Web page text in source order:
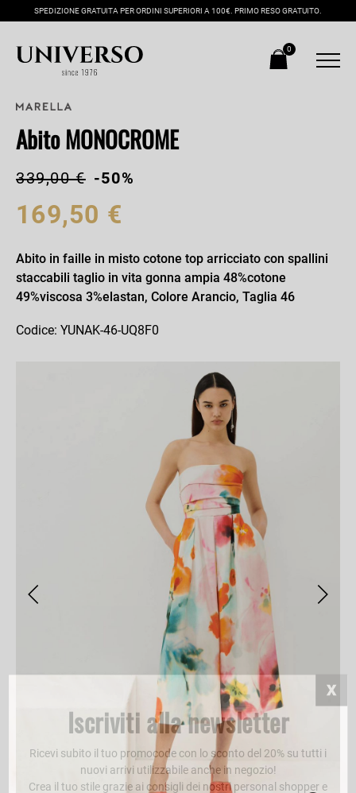
SPEDIZIONE GRATUITA PER ORDINI SUPERIORI A 100€. PRIMO RESO GRATUITO.
0
Abito MONOCROME
339,00 € -50%
169,50 €
Abito in faille in misto cotone top arricciato con spallini
staccabili taglio in vita gonna ampia 48%cotone
49%viscosa 3%elastan, Colore Arancio, Taglia 46
Codice: YUNAK-46-UQ8F0
Iscriviti alla newsletter
Ricevi subito il tuo promocode con lo sconto del 20% su tutti i
nuovi arrivi utilizzabile anche in negozio!
Crea il tuo stile grazie ai consigli dei nostri personal shopper e